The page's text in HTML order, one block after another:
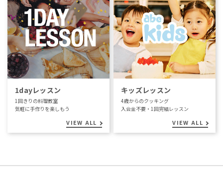
1dayレッスン
1回きりの料理教室
気軽に手作りを楽しもう
VIEW ALL
キッズレッスン
4歳からのクッキング
入会金不要・1回完結レッスン
VIEW ALL